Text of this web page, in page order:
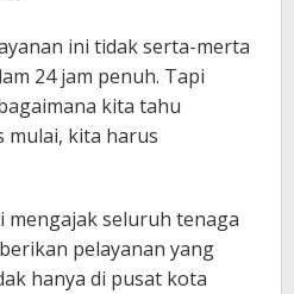
ini tidak serta-merta
24 jam penuh. Tapi
kita tahu
mulai, kita harus
mengajak seluruh tenaga
pelayanan yang
hanya di pusat kota